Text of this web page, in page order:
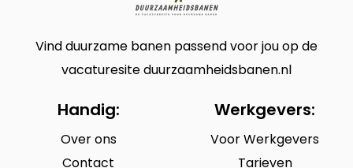
Vind duurzame banen passend voor jou op de
vacaturesite duurzaamheidsbanen.nl
Handig:
Over ons
Contact
Werkgevers:
Voor Werkgevers
Tarieven